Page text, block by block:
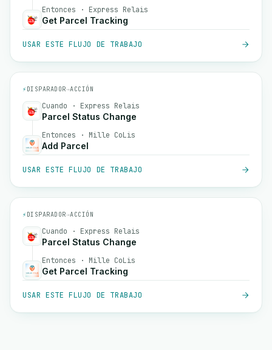
Entonces · Express Relais
Get Parcel Tracking
USAR ESTE FLUJO DE TRABAJO
⚡ DISPARADOR→ACCIÓN
Cuando · Express Relais
Parcel Status Change
Entonces · Mille CoLis
Add Parcel
USAR ESTE FLUJO DE TRABAJO
⚡ DISPARADOR→ACCIÓN
Cuando · Express Relais
Parcel Status Change
Entonces · Mille CoLis
Get Parcel Tracking
USAR ESTE FLUJO DE TRABAJO